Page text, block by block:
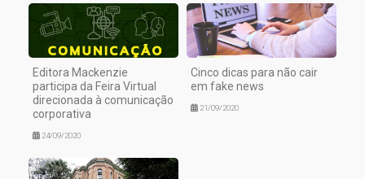
Editora Mackenzie
participa da Feira Virtual
direcionada à comunicação
corporativa
24/09/2020
Cinco dicas para não cair
em fake news
21/09/2020